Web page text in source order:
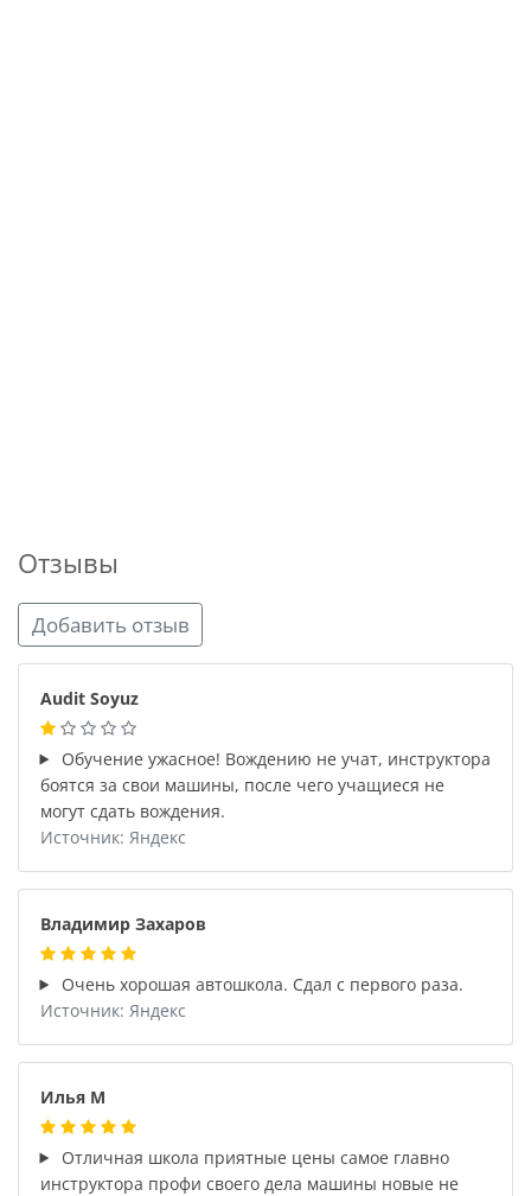
Отзывы
Добавить отзыв
Audit Soyuz
Обучение ужасное! Вождению не учат, инструктора
боятся за свои машины, после чего учащиеся не
могут сдать вождения.
Источник: Яндекс
Владимир Захаров
Очень хорошая автошкола. Сдал с первого раза.
Источник: Яндекс
Илья М
Отличная школа приятные цены самое главно
инструктора профи своего дела машины новые не